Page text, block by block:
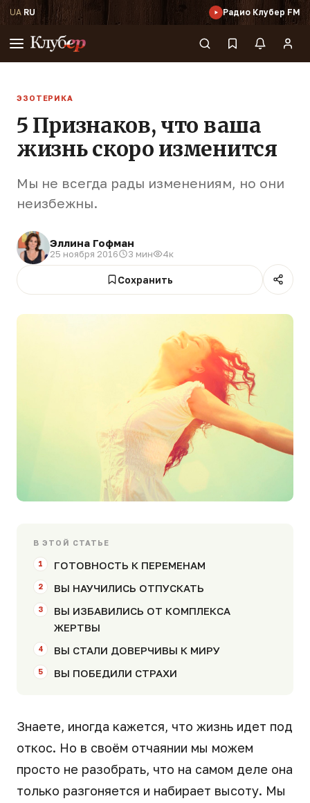
UA·RU Радио Клубер FM
ЭЗОТЕРИКА
5 Признаков, что ваша
жизнь скоро изменится
Мы не всегда рады изменениям, но они
неизбежны.
Эллина Гофман
25 ноября 2016 3 мин 4к
Сохранить
В ЭТОЙ СТАТЬЕ
ГОТОВНОСТЬ К ПЕРЕМЕНАМ
ВЫ НАУЧИЛИСЬ ОТПУСКАТЬ
ВЫ ИЗБАВИЛИСЬ ОТ КОМПЛЕКСА
ЖЕРТВЫ
ВЫ СТАЛИ ДОВЕРЧИВЫ К МИРУ
ВЫ ПОБЕДИЛИ СТРАХИ
Знаете, иногда кажется, что жизнь идет под
откос. Но в своём отчаянии мы можем
просто не разобрать, что на самом деле она
только разгоняется и набирает высоту. Мы